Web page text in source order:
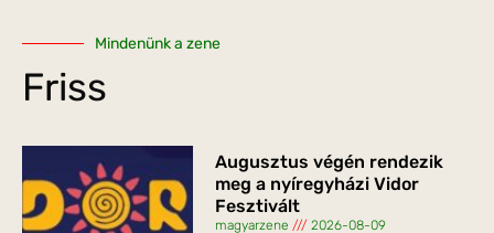
Mindenünk a zene
Friss
Augusztus végén rendezik
meg a nyíregyházi Vidor
Fesztivált
magyarzene 2026-08-09